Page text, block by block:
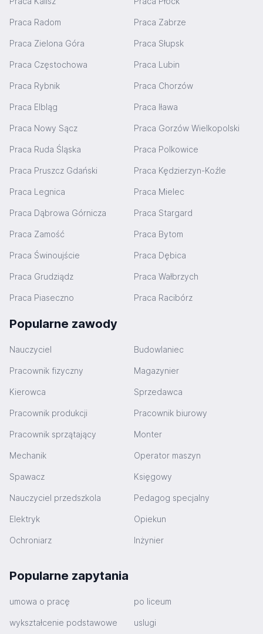
Praca Radom Praca Zabrze
Praca Zielona Góra Praca Słupsk
Praca Częstochowa Praca Lubin
Praca Rybnik Praca Chorzów
Praca Elbląg Praca Iława
Praca Nowy Sącz Praca Gorzów Wielkopolski
Praca Ruda Śląska Praca Polkowice
Praca Pruszcz Gdański Praca Kędzierzyn-Koźle
Praca Legnica Praca Mielec
Praca Dąbrowa Górnicza Praca Stargard
Praca Zamość Praca Bytom
Praca Świnoujście Praca Dębica
Praca Grudziądz Praca Wałbrzych
Praca Piaseczno Praca Racibórz
Popularne zawody
Nauczyciel Budowlaniec
Pracownik fizyczny Magazynier
Kierowca Sprzedawca
Pracownik produkcji Pracownik biurowy
Pracownik sprzątający Monter
Mechanik Operator maszyn
Spawacz Księgowy
Nauczyciel przedszkola Pedagog specjalny
Elektryk Opiekun
Ochroniarz Inżynier
Popularne zapytania
umowa o pracę po liceum
wykształcenie podstawowe uslugi